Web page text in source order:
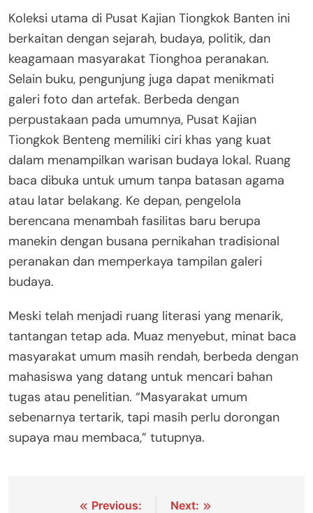
Koleksi utama di Pusat Kajian Tiongkok Banten ini
berkaitan dengan sejarah, budaya, politik, dan
keagamaan masyarakat Tionghoa peranakan.
Selain buku, pengunjung juga dapat menikmati
galeri foto dan artefak. Berbeda dengan
perpustakaan pada umumnya, Pusat Kajian
Tiongkok Benteng memiliki ciri khas yang kuat
dalam menampilkan warisan budaya lokal. Ruang
baca dibuka untuk umum tanpa batasan agama
atau latar belakang. Ke depan, pengelola
berencana menambah fasilitas baru berupa
manekin dengan busana pernikahan tradisional
peranakan dan memperkaya tampilan galeri
budaya.
Meski telah menjadi ruang literasi yang menarik,
tantangan tetap ada. Muaz menyebut, minat baca
masyarakat umum masih rendah, berbeda dengan
mahasiswa yang datang untuk mencari bahan
tugas atau penelitian. “Masyarakat umum
sebenarnya tertarik, tapi masih perlu dorongan
supaya mau membaca,” tutupnya.
Navigasi Previous:
Next: